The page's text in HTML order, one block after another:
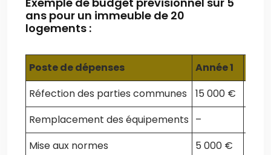
ans pour un immeuble de 20
logements :
Poste de dépenses Année 1
Réfection des parties communes
15 000 €
Remplacement des équipements –
Mise aux normes
5 000 €